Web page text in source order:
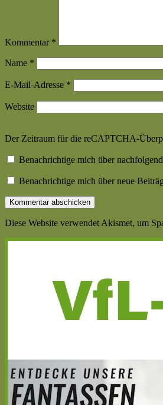
Kommentar *
Name *
E-Mail-Adresse *
Website
Der Zeitraum für die reCAPTCHA-
Benachrichtige mich über
Benachrichtige mich über neue
Diese Website verwendet Akismet, um
Haupt-